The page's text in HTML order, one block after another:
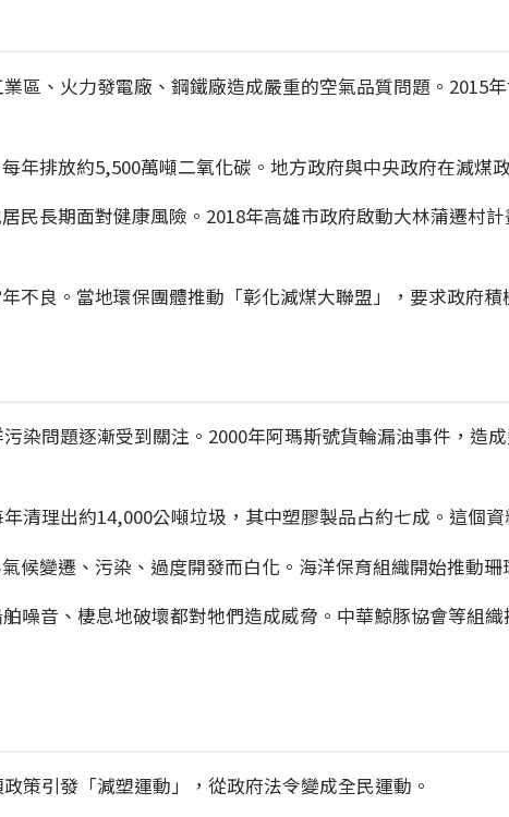
區、火力發電廠、鋼鐵廠造成嚴重的空氣品質問題。2015
年排放約5,500萬噸二氧化碳。地方政府與中央政府在減煤
民長期面對健康風險。2018年高雄市政府啟動大林蒲遷村
良。當地環保團體推動「彰化減煤大聯盟」，要求政府積
染問題逐漸受到關注。2000年阿瑪斯號貨輪漏油事件，造
清理出約14,000公噸垃圾，其中塑膠製品占約七成。這個
候變遷、污染、過度開發而白化。海洋保育組織開始推動珊
噪音、棲息地破壞都對牠們造成威脅。中華鯨豚協會等組
策引發「減塑運動」，從政府法令變成全民運動。